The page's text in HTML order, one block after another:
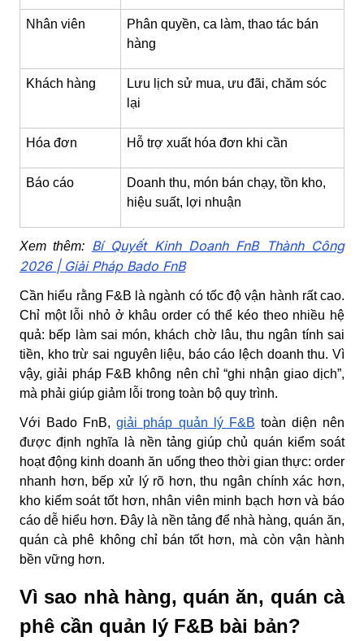
Nhân viên
Phân quyền, ca làm, thao tác bán
hàng
Khách hàng
Lưu lịch sử mua, ưu đãi, chăm sóc
lại
Hóa đơn Hỗ trợ xuất hóa đơn khi cần
Báo cáo
Doanh thu, món bán chạy, tồn kho,
hiệu suất, lợi nhuận
Xem thêm: Bí Quyết Kinh Doanh FnB Thành Công
2026 | Giải Pháp Bado FnB
Cần hiểu rằng F&B là ngành có tốc độ vận hành rất cao.
Chỉ một lỗi nhỏ ở khâu order có thể kéo theo nhiều hệ
quả: bếp làm sai món, khách chờ lâu, thu ngân tính sai
tiền, kho trừ sai nguyên liệu, báo cáo lệch doanh thu. Vì
vậy, giải pháp F&B không nên chỉ “ghi nhận giao dịch”,
mà phải giúp giảm lỗi trong toàn bộ quy trình.
Với Bado FnB,giải pháp quản lý F&B toàn diện nên
được định nghĩa là nền tảng giúp chủ quán kiểm soát
hoạt động kinh doanh ăn uống theo thời gian thực: order
nhanh hơn, bếp xử lý rõ hơn, thu ngân chính xác hơn,
kho kiểm soát tốt hơn, nhân viên minh bạch hơn và báo
cáo dễ hiểu hơn. Đây là nền tảng để nhà hàng, quán ăn,
quán cà phê không chỉ bán tốt hơn, mà còn vận hành
bền vững hơn.
Vì sao nhà hàng, quán ăn, quán cà
phê cần quản lý F&B bài bản?